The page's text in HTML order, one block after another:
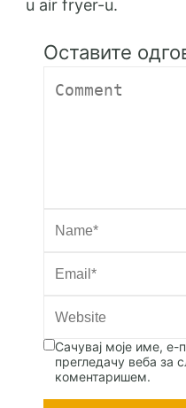
Оставите
Сачувај моје име,
прегледачу веба за
коментаришем.